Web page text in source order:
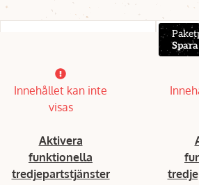
Innehållet kan inte
visas
Aktivera
funktionella
tredjepartstjänster